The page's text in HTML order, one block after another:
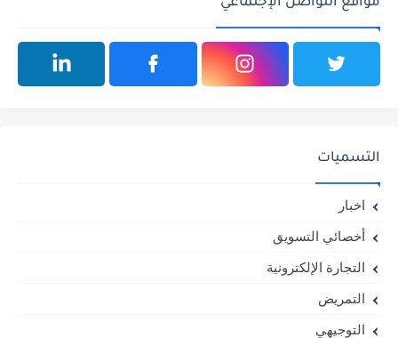
مواقع التواصل الإجتماعي
التسميات
اخبار
أخصائي التسويق
التجارة الإلكترونية
التمريض
التوجيهي